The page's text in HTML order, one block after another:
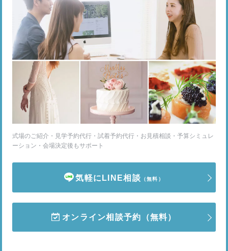
式場のご紹介・見学予約代行・試着予約代行・お見積相談・予算シミュレ
ーション・会場決定後もサポート
気軽にLINE相談 （無料）
オンライン相談予約 （無料）